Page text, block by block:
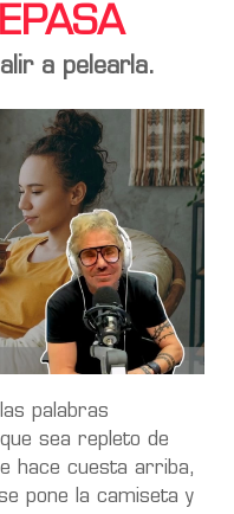
a pelearla.
palabras
sea repleto de
hace cuesta arriba,
pone la camiseta y